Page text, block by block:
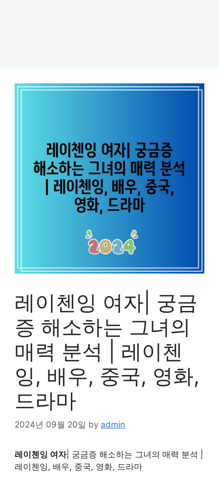
레이첸잉 여자| 궁금
증 해소하는 그녀의
매력 분석 | 레이첸
잉, 배우, 중국, 영화,
드라마
2024년 09월 20일 by admin
레이첸잉 여자| 궁금증 해소하는 그녀의 매력 분석 |
레이첸잉, 배우, 중국, 영화, 드라마